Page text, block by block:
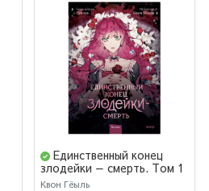
Единственный конец
злодейки — смерть. Том 1
Квон Гёыль